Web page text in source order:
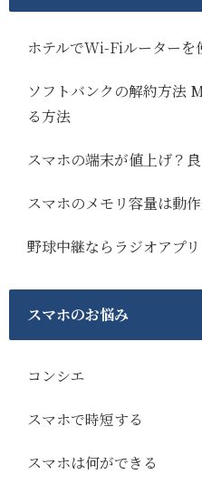
ホテルでWi-Fiルーターを
ソフトバンクの解約方法
る方法
スマホの端末が値上げ？
スマホのメモリ容量は動
野球中継ならラジオアプ
スマホのお悩み
コンシエ
スマホで時短する
スマホは何ができる